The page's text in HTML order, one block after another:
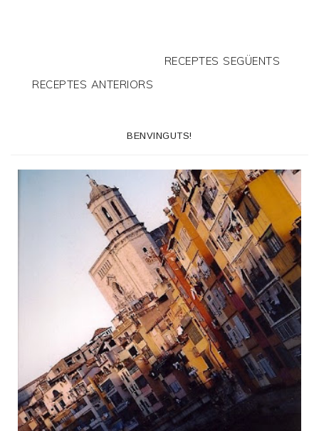
RECEPTES SEGÜENTS
RECEPTES ANTERIORS
BENVINGUTS!